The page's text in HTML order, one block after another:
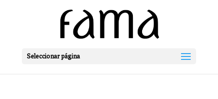
Seleccionar página